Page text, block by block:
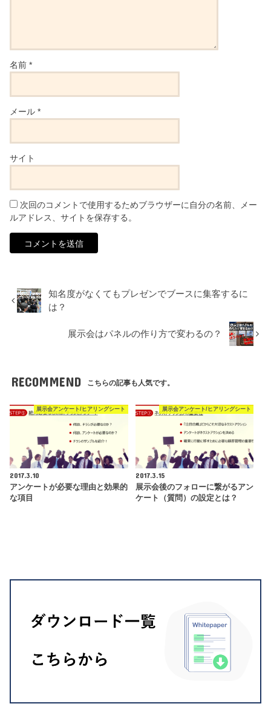
名前*
メール*
サイト
次回のコメントで使用するためブラウザーに自分の名前、メー
ルアドレス、サイトを保存する。
知名度がなくてもプレゼンでブースに集客するに
は？
展示会はパネルの作り方で変わるの？
RECOMMEND こちらの記事も人気です。
展示会アンケート/ヒアリングシート
2017.3.10
アンケートが必要な理由と効果的
な項目
展示会アンケート/ヒアリングシート
2017.3.15
展示会後のフォローに繋がるアン
ケート（質問）の設定とは？